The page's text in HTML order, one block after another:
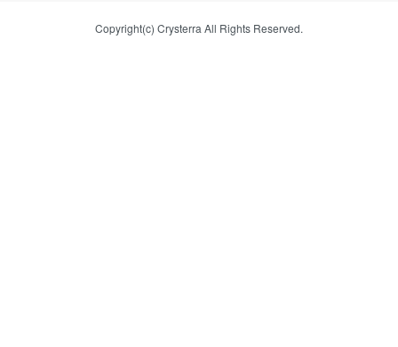
Copyright(c) Crysterra All Rights Reserved.